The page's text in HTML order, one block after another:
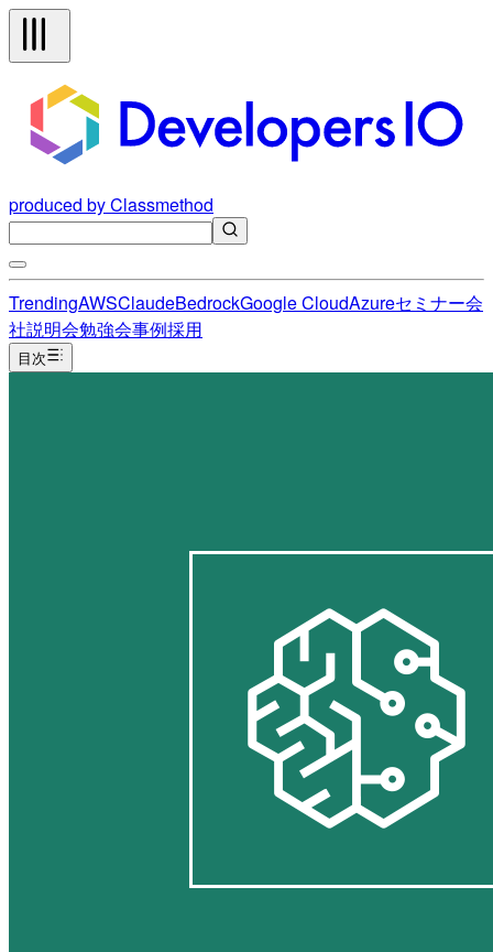
produced by Classmethod
TrendingAWSClaudeBedrockGoogle CloudAzureセミナー会
社説明会勉強会事例採用
目次